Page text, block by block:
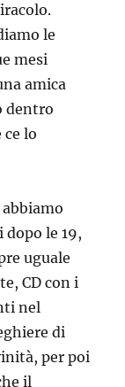
le
mesi
amica
dentro
lo
le 19,
uguale
CD con i
nel
di
per poi
il